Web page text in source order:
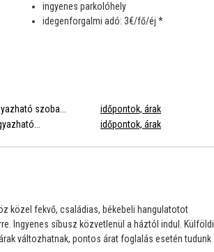
ingyenes parkolóhely
idegenforgalmi adó: 3€/fő/éj *
szoba...
időpontok, árak
időpontok, árak
közel fekvő, családias, békebeli hangulatotot
Ingyenes síbusz közvetlenül a háztól indul. Külföldi
változhatnak, pontos árat foglalás esetén tudunk